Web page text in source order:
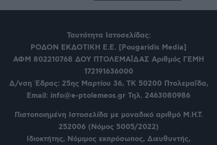
Ταυτότητα Ιστοσελίδας:
ΡΟΔΟΝ ΕΚΔΟΤΙΚΗ Ε.Ε. [Pougaridis Media]
ΑΦΜ 802210768 ΔΟΥ ΠΤΟΛΕΜΑΪΔΑΣ Αριθμός ΓΕΜΗ
172191636000
Δ/νση Έδρας: 25ης Μαρτίου 36, ΤΚ 50200 Πτολεμαΐδα,
Email: info@e-ptolemeos.gr Τηλ. 2463080986
Πιστοποιημένη Ιστοσελίδα με μοναδικό αριθμό Μ.Η.Τ.
252006 (Νόμος 5005/2022)
Ιδιοκτήτης, Νόμιμος εκπρόσωπος, Διευθυντής,